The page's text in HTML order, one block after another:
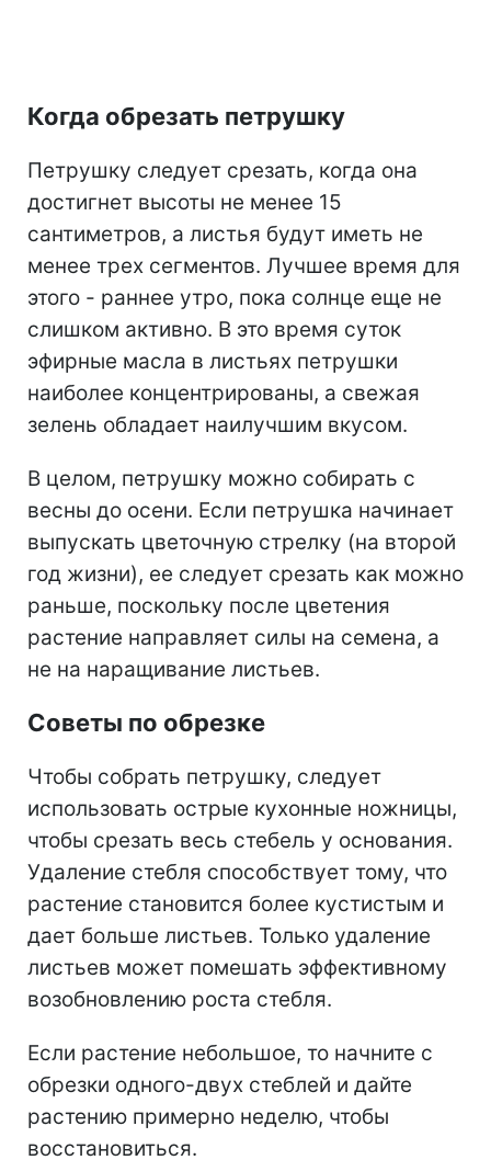
Когда обрезать петрушку
Петрушку следует срезать, когда она
достигнет высоты не менее 15
сантиметров, а листья будут иметь не
менее трех сегментов. Лучшее время для
этого - раннее утро, пока солнце еще не
слишком активно. В это время суток
эфирные масла в листьях петрушки
наиболее концентрированы, а свежая
зелень обладает наилучшим вкусом.
В целом, петрушку можно собирать с
весны до осени. Если петрушка начинает
выпускать цветочную стрелку (на второй
год жизни), ее следует срезать как можно
раньше, поскольку после цветения
растение направляет силы на семена, а
не на наращивание листьев.
Советы по обрезке
Чтобы собрать петрушку, следует
использовать острые кухонные ножницы,
чтобы срезать весь стебель у основания.
Удаление стебля способствует тому, что
растение становится более кустистым и
дает больше листьев. Только удаление
листьев может помешать эффективному
возобновлению роста стебля.
Если растение небольшое, то начните с
обрезки одного-двух стеблей и дайте
растению примерно неделю, чтобы
восстановиться.